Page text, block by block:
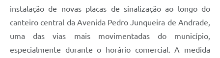
instalação de novas placas de sinalização ao longo do
canteiro central da Avenida Pedro Junqueira de Andrade,
uma das vias mais movimentadas do município,
especialmente durante o horário comercial. A medida